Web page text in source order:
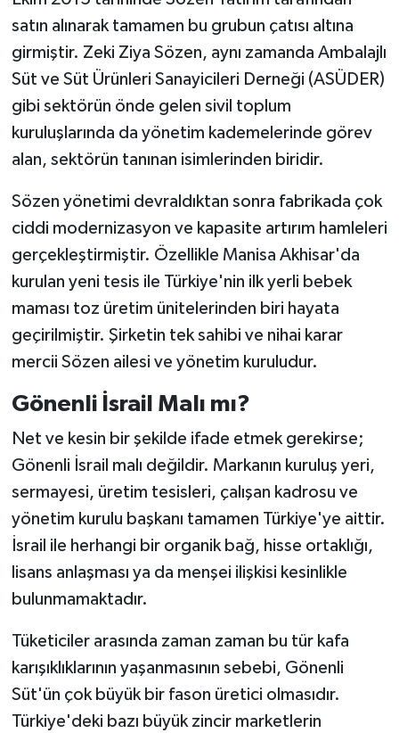
satın alınarak tamamen bu grubun çatısı altına
girmiştir. Zeki Ziya Sözen, aynı zamanda Ambalajlı
Süt ve Süt Ürünleri Sanayicileri Derneği (ASÜDER)
gibi sektörün önde gelen sivil toplum
kuruluşlarında da yönetim kademelerinde görev
alan, sektörün tanınan isimlerinden biridir.
Sözen yönetimi devraldıktan sonra fabrikada çok
ciddi modernizasyon ve kapasite artırım hamleleri
gerçekleştirmiştir. Özellikle Manisa Akhisar'da
kurulan yeni tesis ile Türkiye'nin ilk yerli bebek
maması toz üretim ünitelerinden biri hayata
geçirilmiştir. Şirketin tek sahibi ve nihai karar
mercii Sözen ailesi ve yönetim kuruludur.
Gönenli İsrail Malı mı?
Net ve kesin bir şekilde ifade etmek gerekirse;
Gönenli İsrail malı değildir. Markanın kuruluş yeri,
sermayesi, üretim tesisleri, çalışan kadrosu ve
yönetim kurulu başkanı tamamen Türkiye'ye aittir.
İsrail ile herhangi bir organik bağ, hisse ortaklığı,
lisans anlaşması ya da menşei ilişkisi kesinlikle
bulunmamaktadır.
Tüketiciler arasında zaman zaman bu tür kafa
karışıklıklarının yaşanmasının sebebi, Gönenli
Süt'ün çok büyük bir fason üretici olmasıdır.
Türkiye'deki bazı büyük zincir marketlerin